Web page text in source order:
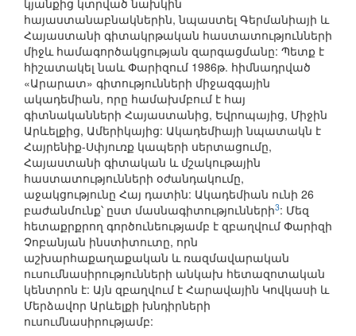
կյանքից կտրված նախկին
հայաստանաբնակներին, նպաստել Գերմանիայի և
Հայաստանի գիտակրթական հաստատությունների
միջև համագործակցության զարգացմանը: Պետք է
հիշատակել նաև Փարիզում 1986թ. հիմնադրված
«Արարատ» գիտությունների միջազգային
ակադեմիան, որը համախմբում է հայ
գիտնականների Հայաստանից, Եվրոպայից, Միջին
Արևելքից, Ամերիկայից: Ակադեմիայի նպատակն է
Հայրենիք-Սփյուռք կապերի սերտացումը,
Հայաստանի գիտական և մշակութային
հաստատությունների օժանդակումը,
աջակցությունը Հայ դատին: Ակադեմիան ունի 26
բաժանմունք՝ ըստ մասնագիտությունների3: Մեզ
հետաքրքրող գործունեությամբ է զբաղվում Փարիզի
Չոբանյան ինստիտուտը, որն
աշխարհաքաղաքական և ռազմավարական
ուսումնասիրությունների անկախ հետազոտական
կենտրոն է: Այն զբաղվում է Հարավային Կովկասի և
Մերձավոր Արևելքի խնդիրների
ուսումնասիրությամբ: